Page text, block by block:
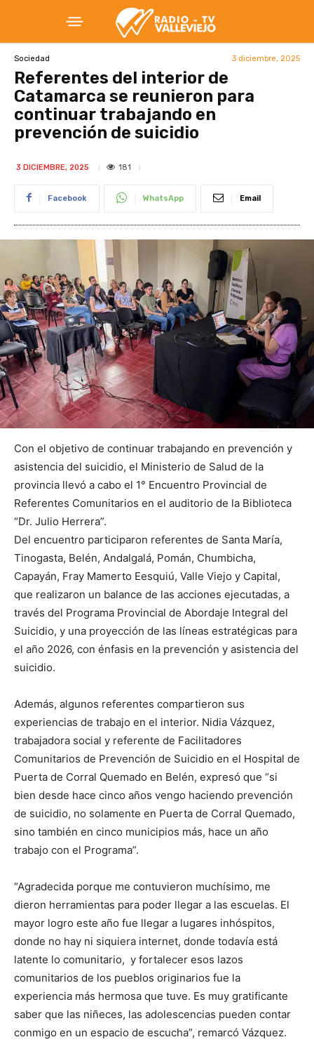
Sociedad 3 diciembre, 2025
Referentes del interior de
Catamarca se reunieron para
continuar trabajando en
prevención de suicidio
3 DICIEMBRE, 2025 181
Facebook WhatsApp Email
Con el objetivo de continuar trabajando en prevención y
asistencia del suicidio, el Ministerio de Salud de la
provincia llevó a cabo el 1° Encuentro Provincial de
Referentes Comunitarios en el auditorio de la Biblioteca
“Dr. Julio Herrera”.
Del encuentro participaron referentes de Santa María,
Tinogasta, Belén, Andalgalá, Pomán, Chumbicha,
Capayán, Fray Mamerto Eesquiú, Valle Viejo y Capital,
que realizaron un balance de las acciones ejecutadas, a
través del Programa Provincial de Abordaje Integral del
Suicidio, y una proyección de las líneas estratégicas para
el año 2026, con énfasis en la prevención y asistencia del
suicidio.
Además, algunos referentes compartieron sus
experiencias de trabajo en el interior. Nidia Vázquez,
trabajadora social y referente de Facilitadores
Comunitarios de Prevención de Suicidio en el Hospital de
Puerta de Corral Quemado en Belén, expresó que “si
bien desde hace cinco años vengo haciendo prevención
de suicidio, no solamente en Puerta de Corral Quemado,
sino también en cinco municipios más, hace un año
trabajo con el Programa”.
“Agradecida porque me contuvieron muchísimo, me
dieron herramientas para poder llegar a las escuelas. El
mayor logro este año fue llegar a lugares inhóspitos,
donde no hay ni siquiera internet, donde todavía está
latente lo comunitario, y fortalecer esos lazos
comunitarios de los pueblos originarios fue la
experiencia más hermosa que tuve. Es muy gratificante
saber que las niñeces, las adolescencias pueden contar
conmigo en un espacio de escucha”, remarcó Vázquez.